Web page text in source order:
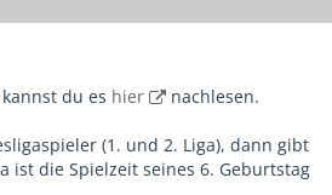
du es hier nachlesen.
(1. und 2. Liga), dann gibt
ist die Spielzeit seines 6. Geburtstag